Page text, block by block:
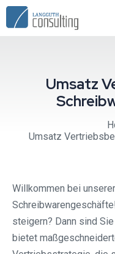
Umsatz
Umsatz
Willkommen bei
steigern? Dann sind
bietet